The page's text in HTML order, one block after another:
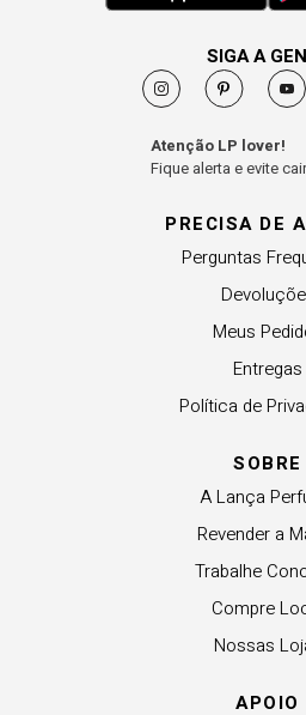
PRECISA DE
Perguntas
Meus
Entregas
Política de
SOBRE
A Lança
Revender a
Trabalhe
Compre
Nossas
APOIO
SIGA A
Atenção LP lover!
Fique alerta e evite